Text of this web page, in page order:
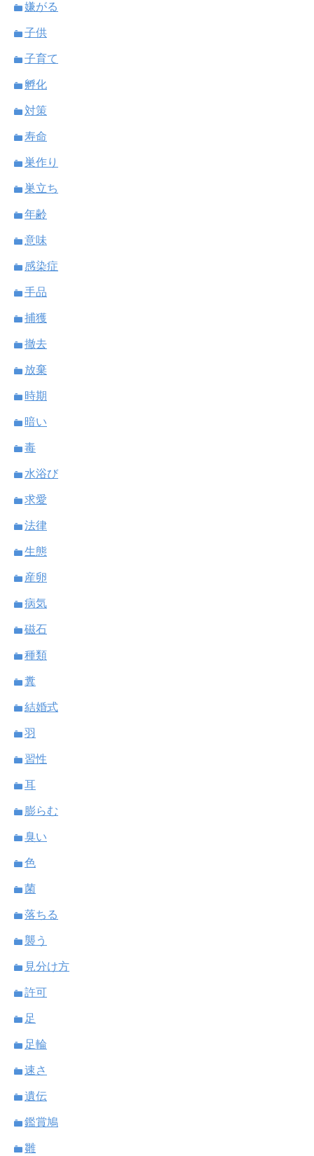
嫌がる
子供
子育て
孵化
対策
寿命
巣作り
巣立ち
年齢
意味
感染症
手品
捕獲
撤去
放棄
時期
暗い
毒
水浴び
求愛
法律
生態
産卵
病気
磁石
種類
糞
結婚式
羽
習性
耳
膨らむ
臭い
色
菌
落ちる
襲う
見分け方
許可
足
足輪
速さ
遺伝
鑑賞鳩
雛